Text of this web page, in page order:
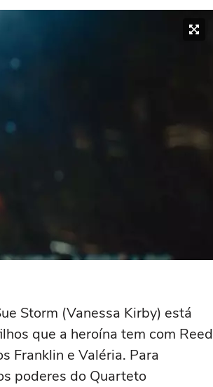
Storm (Vanessa Kirby) está
que a heroína tem com Reed
Franklin e Valéria. Para
poderes do Quarteto